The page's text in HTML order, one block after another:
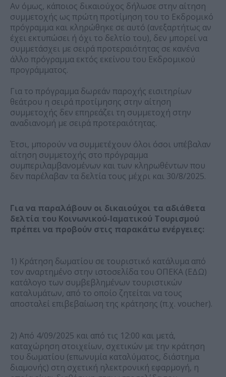
Αν όμως, κάποιος δικαιούχος δήλωσε στην αίτηση
συμμετοχής ως πρώτη προτίμηση του το Εκδρομικό
πρόγραμμα και κληρώθηκε σε αυτό (ανεξαρτήτως αν
έχει εκτυπώσει ή όχι το δελτίο του), δεν μπορεί να
συμμετάσχει με σειρά προτεραιότητας σε κανένα
άλλο πρόγραμμα εκτός εκείνου του Εκδρομικού
προγράμματος.
Για το πρόγραμμα δωρεάν παροχής εισιτηρίων
θεάτρου η σειρά προτίμησης στην αίτηση
συμμετοχής δεν επηρεάζει τη συμμετοχή στην
αναδιανομή με σειρά προτεραιότητας.
Έτσι, μπορούν να συμμετέχουν όλοι όσοι υπέβαλαν
αίτηση συμμετοχής στο πρόγραμμα
συμπεριλαμβανομένων και των κληρωθέντων που
δεν παρέλαβαν τα δελτία τους μέχρι και 30/8/2025.
Για να παραλάβουν οι δικαιούχοι τα αδιάθετα
δελτία του Κοινωνικού-Ιαματικού Τουρισμού
πρέπει να προβούν στις παρακάτω ενέργειες:
1) Κράτηση δωματίου σε τουριστικό κατάλυμα από
τον αναρτημένο στην ιστοσελίδα του ΟΠΕΚΑ (ΕΔΩ)
κατάλογο των συμβεβλημένων τουριστικών
καταλυμάτων, από το οποίο ζητείται να τους
αποσταλεί επιβεβαίωση της κράτησης (π.χ. voucher).
2) Από 4/09/2025 και από τις 12:00 και μετά,
καταχώρηση στοιχείων, σχετικών με την κράτηση
του δωματίου (επωνυμία καταλύματος, διάστημα
διαμονής) στη σχετική ηλεκτρονική εφαρμογή, η